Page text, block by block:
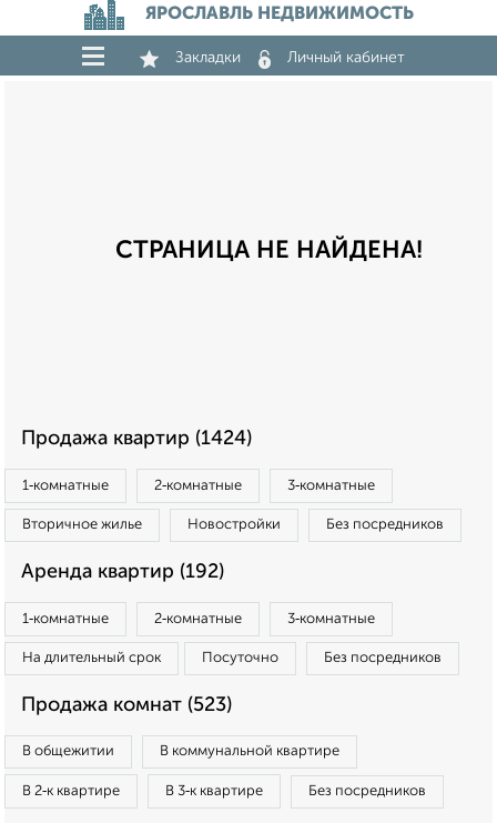
ЯРОСЛАВЛЬ НЕДВИЖИМОСТЬ
Закладки Личный кабинет
СТРАНИЦА НЕ НАЙДЕНА!
Продажа квартир (1424)
1‑комнатные 2‑комнатные 3‑комнатные
Вторичное жилье Новостройки Без посредников
Аренда квартир (192)
1‑комнатные 2‑комнатные 3‑комнатные
На длительный срок Посуточно Без посредников
Продажа комнат (523)
В общежитии В коммунальной квартире
В 2‑к квартире В 3‑к квартире Без посредников